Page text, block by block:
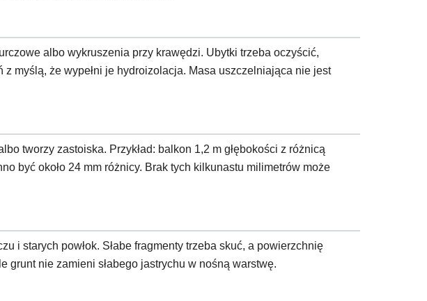
albo wykruszenia przy krawędzi. Ubytki trzeba oczyścić,
myślą, że wypełni je hydroizolacja. Masa uszczelniająca nie jest
tworzy zastoiska. Przykład: balkon 1,2 m głębokości z różnicą
być około 24 mm różnicy. Brak tych kilkunastu milimetrów może
i starych powłok. Słabe fragmenty trzeba skuć, a powierzchnię
grunt nie zamieni słabego jastrychu w nośną warstwę.